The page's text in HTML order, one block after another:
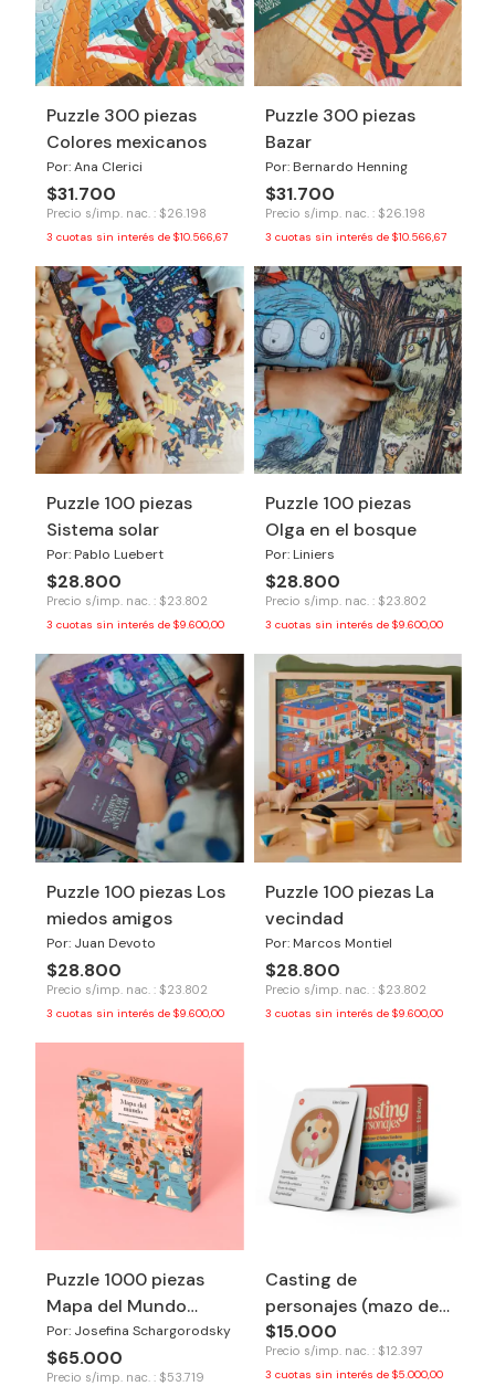
Puzzle 300 piezas
Colores mexicanos
Por: Ana Clerici
$31.700
Precio s/imp. nac. : $26.198
3 cuotas sin interés de $10.566,67
Puzzle 300 piezas
Bazar
Por: Bernardo Henning
$31.700
Precio s/imp. nac. : $26.198
3 cuotas sin interés de $10.566,67
Puzzle 100 piezas
Sistema solar
Por: Pablo Luebert
$28.800
Precio s/imp. nac. : $23.802
3 cuotas sin interés de $9.600,00
Puzzle 100 piezas
Olga en el bosque
Por: Liniers
$28.800
Precio s/imp. nac. : $23.802
3 cuotas sin interés de $9.600,00
Puzzle 100 piezas Los
miedos amigos
Por: Juan Devoto
$28.800
Precio s/imp. nac. : $23.802
3 cuotas sin interés de $9.600,00
Puzzle 100 piezas La
vecindad
Por: Marcos Montiel
$28.800
Precio s/imp. nac. : $23.802
3 cuotas sin interés de $9.600,00
Puzzle 1000 piezas
Mapa del Mundo
ilustrado
Por: Josefina Schargorodsky
$65.000
Precio s/imp. nac. : $53.719
Casting de
personajes (mazo de
cartas) - Tinkuy
$15.000
Precio s/imp. nac. : $12.397
3 cuotas sin interés de $5.000,00